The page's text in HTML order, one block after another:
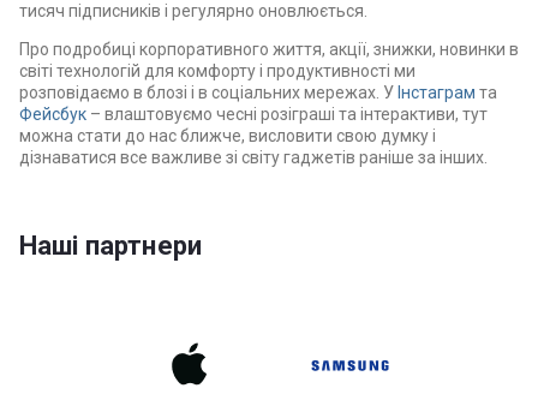
тисяч підписників і регулярно оновлюється.
Про подробиці корпоративного життя, акції, знижки, новинки в
світі технологій для комфорту і продуктивності ми
розповідаємо в блозі і в соціальних мережах. У Інстаграм та
Фейсбук – влаштовуємо чесні розіграші та інтерактиви, тут
можна стати до нас ближче, висловити свою думку і
дізнаватися все важливе зі світу гаджетів раніше за інших.
Наші партнери